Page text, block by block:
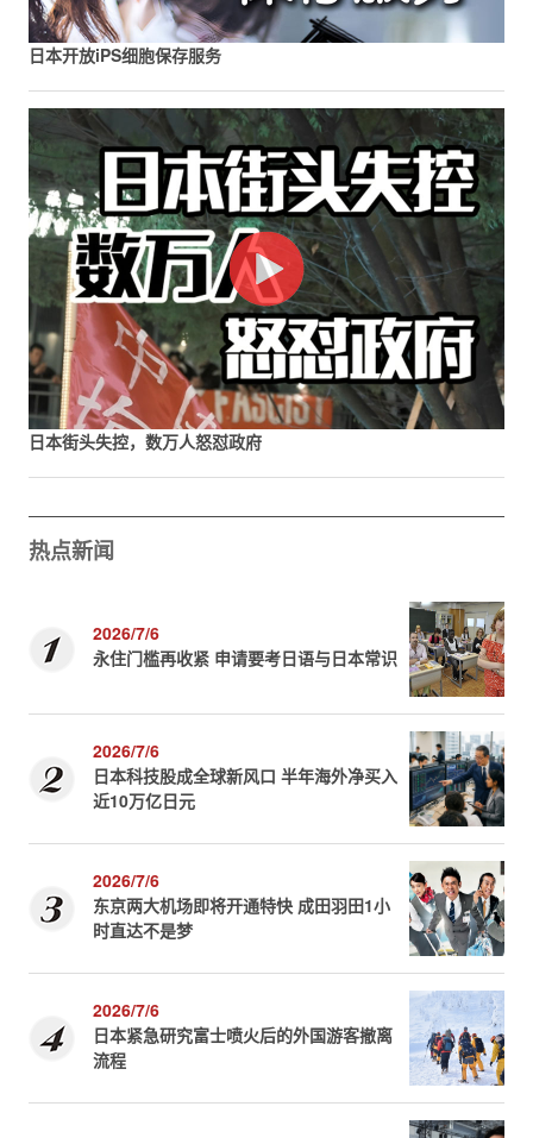
日本开放iPS细胞保存服务
日本街头失控，数万人怒怼政府
热点新闻
2026/7/6
永住门槛再收紧 申请要考日语与日本常识
2026/7/6
日本科技股成全球新风口 半年海外净买入
近10万亿日元
2026/7/6
东京两大机场即将开通特快 成田羽田1小
时直达不是梦
2026/7/6
日本紧急研究富士喷火后的外国游客撤离
流程